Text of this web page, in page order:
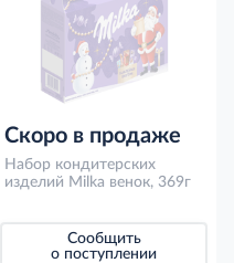
Скоро в продаже
Набор кондитерских
изделий Milka венок, 369г
Сообщить
о поступлении